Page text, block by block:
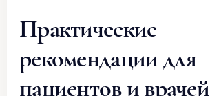
Практические
рекомендации для
пациентов и врачей